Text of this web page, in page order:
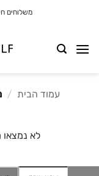
משלוחים חינם
עמוד הבית /
לא